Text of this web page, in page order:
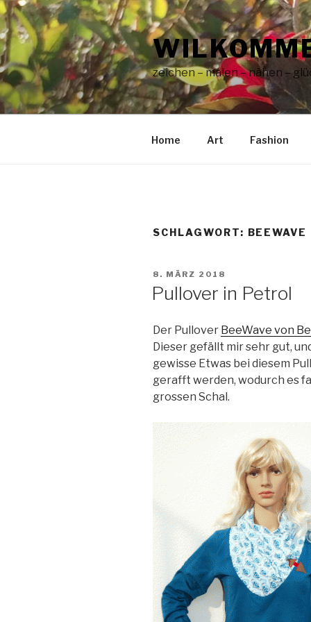
Zum
Inhalt
springen
zeichen – malen – nähen –
Home Art Fashion
SCHLAGWORT: BEEWAVE
VERÖFFENTLICHT
8. MÄRZ 2018
Pullover in Petrol
Der Pullover BeeWave von
Dieser gefällt mir sehr gut,
gewisse Etwas bei diesem
gerafft werden, wodurch es
grossen Schal.